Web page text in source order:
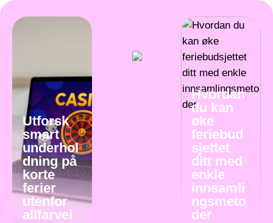
Utforsk
smart
underhol
dning på
korte
ferier
utenfor
allfarvei
Hvordan
du kan
øke
feriebud
sjettet
ditt med
enkle
innsamli
ngsmeto
der